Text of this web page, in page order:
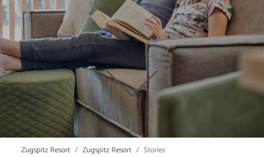
Zugspitz Resort Zugspitz Resort Stories